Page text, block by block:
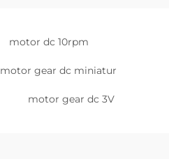
motor dc 10rpm
motor gear dc miniatur
motor gear dc 3V